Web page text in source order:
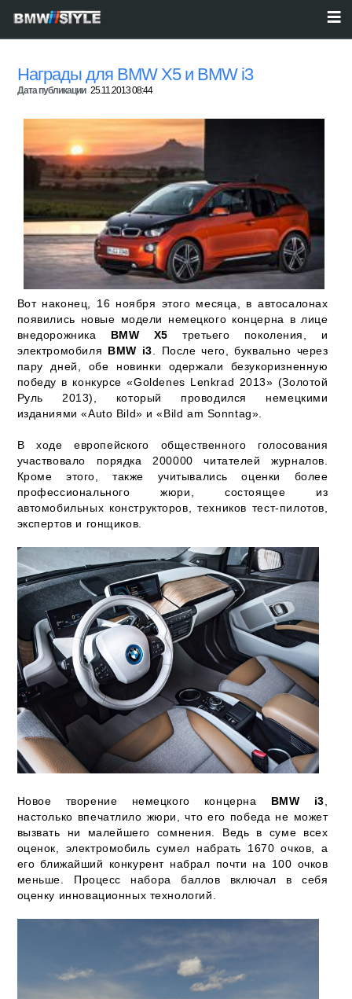
Награды для BMW X5 и BMW i3
Дата публикации 25.11.2013 08:44
Вот наконец, 16 ноября этого месяца, в автосалонах
появились новые модели немецкого концерна в лице
внедорожника BMW X5 третьего поколения, и
электромобиля BMW i3. После чего, буквально через
пару дней, обе новинки одержали безукоризненную
победу в конкурсе «Goldenes Lenkrad 2013» (Золотой
Руль 2013), который проводился немецкими
изданиями «Auto Bild» и «Bild am Sonntag».
В ходе европейского общественного голосования
участвовало порядка 200000 читателей журналов.
Кроме этого, также учитывались оценки более
профессионального жюри, состоящее из
автомобильных конструкторов, техников тест-пилотов,
экспертов и гонщиков.
Новое творение немецкого концерна BMW i3,
настолько впечатлило жюри, что его победа не может
вызвать ни малейшего сомнения. Ведь в суме всех
оценок, электромобиль сумел набрать 1670 очков, а
его ближайший конкурент набрал почти на 100 очков
меньше. Процесс набора баллов включал в себя
оценку инновационных технологий.